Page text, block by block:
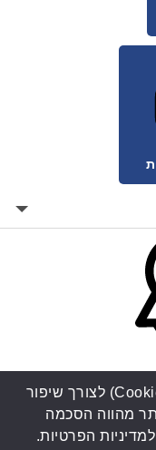
האתר עושה שימוש בקובצי עוגיות (Cookies) לצורך שיפור
מהווה הסכמה
הפרטיות.